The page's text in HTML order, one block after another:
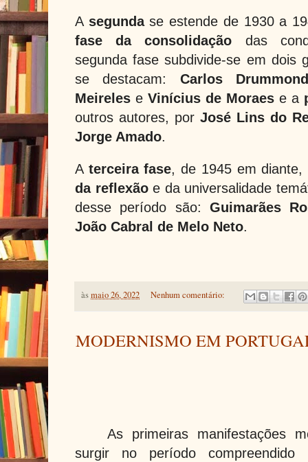
A segundase estende de 1930 a
fase da consolidação das
segunda fase subdivide-se em dois
se destacam: Carlos
Meireles e Vinícius de Moraes e a
outros autores, por José Lins do
Jorge Amado.
A terceira fase, de 1945 em
da reflexãoe da universalidade
desse período são: Guimarães
João Cabral de Melo Neto.
àsmaio 26, 2022 Nenhum comentário:
MODERNISMO EM
As primeiras manifestações
surgir no período